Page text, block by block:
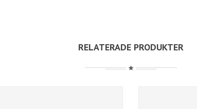
RELATERADE PRODUKTER